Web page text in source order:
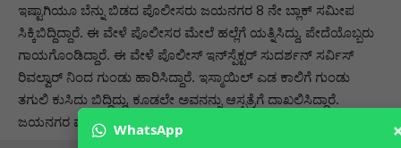
ಇಷ್ಟಾಗಿಯೂ ಬೆನ್ನು ಬಿಡದ ಪೊಲೀಸರು ಜಯನಗರ 8 ನೇ ಬ್ಲಾಕ್ ಸಮೀಪ
ಸಿಕ್ಕಿಬಿದ್ದಿದ್ದಾರೆ‌‌. ಈ ವೇಳೆ ಪೊಲೀಸರ ಮೇಲೆ ಹಲ್ಲೆಗೆ ಯತ್ನಿಸಿದ್ದು, ಪೇದೆಯೊಬ್ಬರು
ಗಾಯಗೊಂಡಿದ್ದಾರೆ. ಈ ವೇಳೆ ಪೊಲೀಸ್ ಇನ್‌ಸ್ಪೆಕ್ಟರ್ ಸುದರ್ಶನ್ ಸರ್ವಿಸ್
ರಿವಲ್ವಾರ್ ನಿಂದ ಗುಂಡು ಹಾರಿಸಿದ್ದಾರೆ. ಇಸ್ಮಾಯಿಲ್ ಎಡ ಕಾಲಿಗೆ ಗುಂಡು
ತಗುಲಿ ಕುಸಿದು ಬಿದ್ದಿದ್ದು, ಕೂಡಲೇ ಅವನನ್ನು ಆಸ್ಪತ್ರೆಗೆ ದಾಖಲಿಸಿದ್ದಾರೆ.
ಜಯನಗರ ಪೊಲೀಸರು ಪ್ರಕರಣ ದಾಖಲಿಸಿಕೊಂಡು ತನಿಖೆ ನಡೆಸುತ್ತಿದ್ದಾರೆ.
WhatsApp